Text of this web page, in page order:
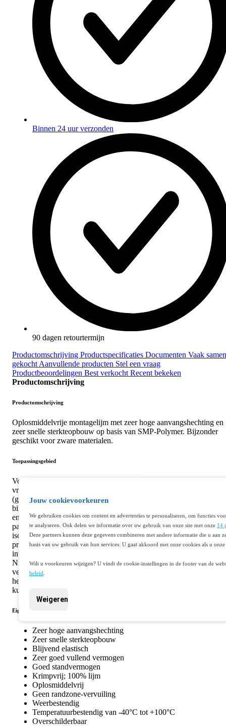
Jouw cookievoorkeuren
We gebruiken cookies om content en advertenties te personaliseren, om functies
te analyseren. Ook delen we informatie over uw gebruik van onze site met onze 14
Deze partners kunnen deze gegevens combineren met andere informatie die u aan
basis van uw gebruik van hun services. U gaat akkoord met onze cookies als u
Wilt u voorkeuren wijzigen? U vindt de cookie-instellingen in de footer van de
beleid
Weigeren
Binnen 24 uur verzonden
90 dagen retourtermijn
Productomschrijving Productspecificaties Documenten Vaak samen
gekocht Aanvullende producten Stel een vraag
Productbeoordelingen Best verkocht Recent bekeken
Productomschrijving
Productomschrijving
Oplosmiddelvrije montagelijm met zeer hoge aanvangshechting en
zeer snelle sterkteopbouw op basis van SMP-Polymer. Bijzonder
geschikt voor zware materialen.
Toepassingsgebied
Voor het lijmen en monteren van vele bouwmaterialen op
vrijwel alle ondergronden, zoals hout, stucwerk, (natuur)steen,
(gas)beton, metaal, hardschuim en diverse kunststoffen. Metal stud
binnenwanden: lijmen/monteren van u-profielen op grond, plafond
en muur. Geschikt voor binnen- en buitentoepassingen, zoals
panelen, plafondelementen, boeiboorden, gipsplaten, plaat- en
isolatiematerialen, spiegels, regelwerk, plinten en schroten. Voor
professionele toepassingen, zoals gevel- en
interieurbouw, woning-, utiliteit- en carrosseriebouw.
Niet geschikt voor PE, PP, PTFE, puur gips, en bitumen. Bij het
verlijmen van kunststof altijd eerst een hechtingsproef uitvoeren.
hechting op kunststof kan variëren afhankelijk van het type
kunststof en de kwaliteit van het kunststof.
Eigenschappen
Zeer hoge aanvangshechting
Zeer snelle sterkteopbouw
Blijvend elastisch
Zeer goed vullend vermogen
Goed standvermogen
Krimpvrij; 100% lijm
Oplosmiddelvrij
Geen randzone-vervuiling
Weerbestendig
Temperatuurbestendig van -40°C tot +100°C
Overschilderbaar